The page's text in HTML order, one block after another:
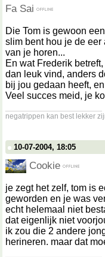
Fa Sai
Die Tom is gewoon
slim bent hou je de
van je horen...
En wat Frederik
dan leuk vind, anders
bij jou gedaan heeft,
Veel succes meid, je
negatrippen kan best lekker
10-07-2004, 18:05
Cookie
je zegt het zelf, tom is
geworden en je was
echt helemaal niet
dat eigenlijk niet
ik zou die 2 andere
herineren. maar dat